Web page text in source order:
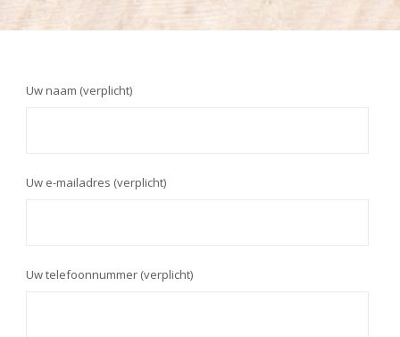
Uw naam (verplicht)
Uw e-mailadres (verplicht)
Uw telefoonnummer (verplicht)